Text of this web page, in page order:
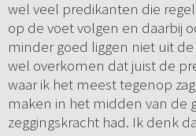
wel veel predikanten die
op de voet volgen en daarbij
minder goed liggen niet uit de
wel overkomen dat juist de
waar ik het meest tegenop
maken in het midden van de
zeggingskracht had. Ik denk